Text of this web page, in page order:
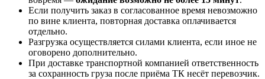
Если получить заказ в согласованное время невозможно
по вине клиента, повторная доставка оплачивается
отдельно.
Разгрузка осуществляется силами клиента, если иное не
оговорено дополнительно.
При доставке транспортной компанией ответственность
за сохранность груза после приёма ТК несёт перевозчик.